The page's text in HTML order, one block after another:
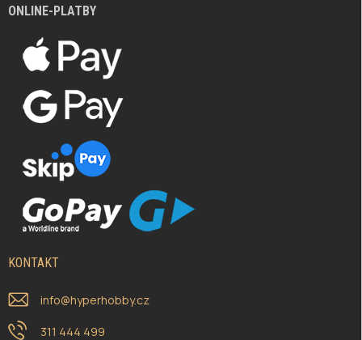
ONLINE-PLATBY
KONTAKT
info@hyperhobby.cz
311 444 499